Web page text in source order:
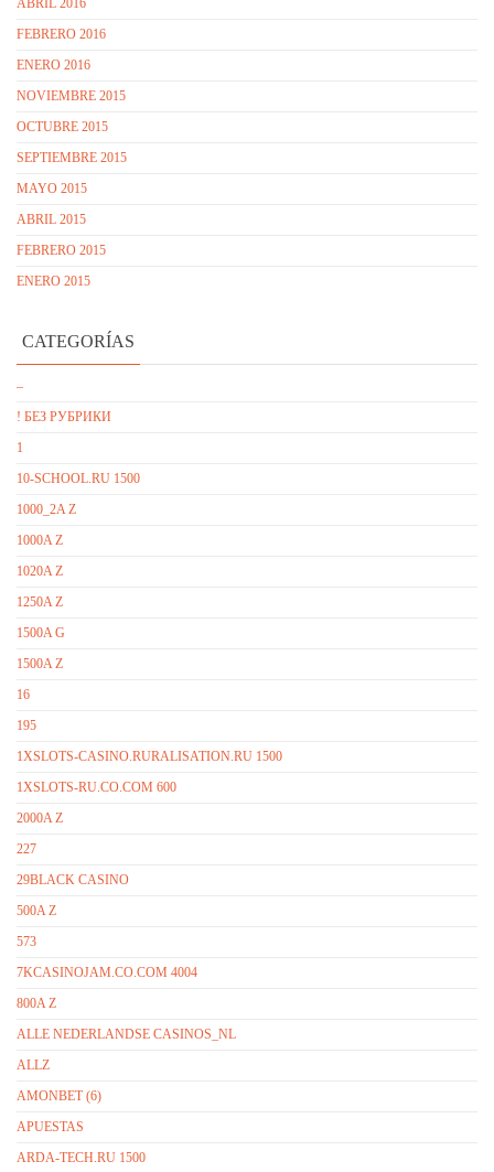
ABRIL 2016
FEBRERO 2016
ENERO 2016
NOVIEMBRE 2015
OCTUBRE 2015
SEPTIEMBRE 2015
MAYO 2015
ABRIL 2015
FEBRERO 2015
ENERO 2015
CATEGORÍAS
–
! БЕЗ РУБРИКИ
1
10-SCHOOL.RU 1500
1000_2A Z
1000A Z
1020A Z
1250A Z
1500A G
1500A Z
16
195
1XSLOTS-CASINO.RURALISATION.RU 1500
1XSLOTS-RU.CO.COM 600
2000A Z
227
29BLACK CASINO
500A Z
573
7KCASINOJAM.CO.COM 4004
800A Z
ALLE NEDERLANDSE CASINOS_NL
ALLZ
AMONBET (6)
APUESTAS
ARDA-TECH.RU 1500